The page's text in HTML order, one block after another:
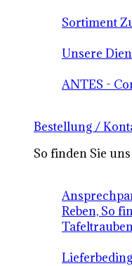
Sortiment
Unsere
ANTES -
Bestellung /
So finden Sie
Reben, So